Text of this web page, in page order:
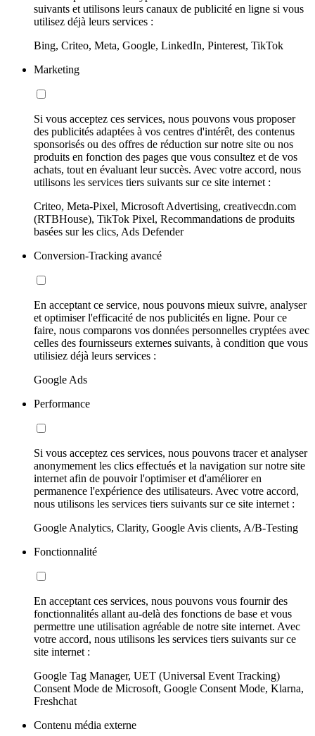
suivants et utilisons leurs canaux de publicité en ligne si vous
utilisez déjà leurs services :
Bing, Criteo, Meta, Google, LinkedIn, Pinterest, TikTok
Marketing
Si vous acceptez ces services, nous pouvons vous proposer
des publicités adaptées à vos centres d'intérêt, des contenus
sponsorisés ou des offres de réduction sur notre site ou nos
produits en fonction des pages que vous consultez et de vos
achats, tout en évaluant leur succès. Avec votre accord, nous
utilisons les services tiers suivants sur ce site internet :
Criteo, Meta-Pixel, Microsoft Advertising, creativecdn.com
(RTBHouse), TikTok Pixel, Recommandations de produits
basées sur les clics, Ads Defender
Conversion-Tracking avancé
En acceptant ce service, nous pouvons mieux suivre, analyser
et optimiser l'efficacité de nos publicités en ligne. Pour ce
faire, nous comparons vos données personnelles cryptées avec
celles des fournisseurs externes suivants, à condition que vous
utilisiez déjà leurs services :
Google Ads
Performance
Si vous acceptez ces services, nous pouvons tracer et analyser
anonymement les clics effectués et la navigation sur notre site
internet afin de pouvoir l'optimiser et d'améliorer en
permanence l'expérience des utilisateurs. Avec votre accord,
nous utilisons les services tiers suivants sur ce site internet :
Google Analytics, Clarity, Google Avis clients, A/B-Testing
Fonctionnalité
En acceptant ces services, nous pouvons vous fournir des
fonctionnalités allant au-delà des fonctions de base et vous
permettre une utilisation agréable de notre site internet. Avec
votre accord, nous utilisons les services tiers suivants sur ce
site internet :
Google Tag Manager, UET (Universal Event Tracking)
Consent Mode de Microsoft, Google Consent Mode, Klarna,
Freshchat
Contenu média externe